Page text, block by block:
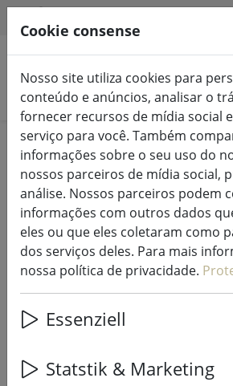
Pesquisar produtos
Home %Venda
Batente de porta
Batente de pé preto
Cookie consense
Nosso site utiliza cookies para
conteúdo e anúncios, analisar o
fornecer recursos de mídia social
serviço para você. Também
informações sobre o seu uso do
nossos parceiros de mídia social,
análise. Nossos parceiros podem
informações com outros dados
eles ou que eles coletaram como
dos serviços deles. Para mais
nossa política de privacidade.
Essenziell
Statstik & Marketing